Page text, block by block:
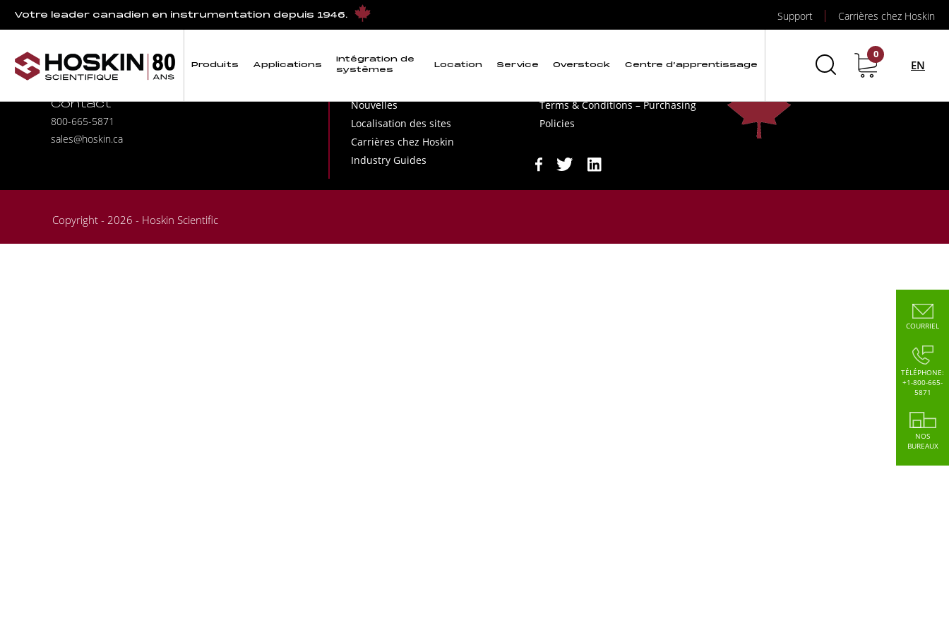
Votre leader canadien en instrumentation depuis 1946. Support Carrières chez Hoskin
Produits Applications
Intégration de
systèmes
Location Service Overstock Centre d’apprentissage
0
EN
Contact
800-665-5871
sales@hoskin.ca
Nouvelles
Localisation des sites
Carrières chez Hoskin
Industry Guides
Terms & Conditions – Purchasing
Policies
Copyright - 2026 - Hoskin Scientific
COURRIEL
TÉLÉPHONE:
+1-800-665-
5871
NOS
BUREAUX